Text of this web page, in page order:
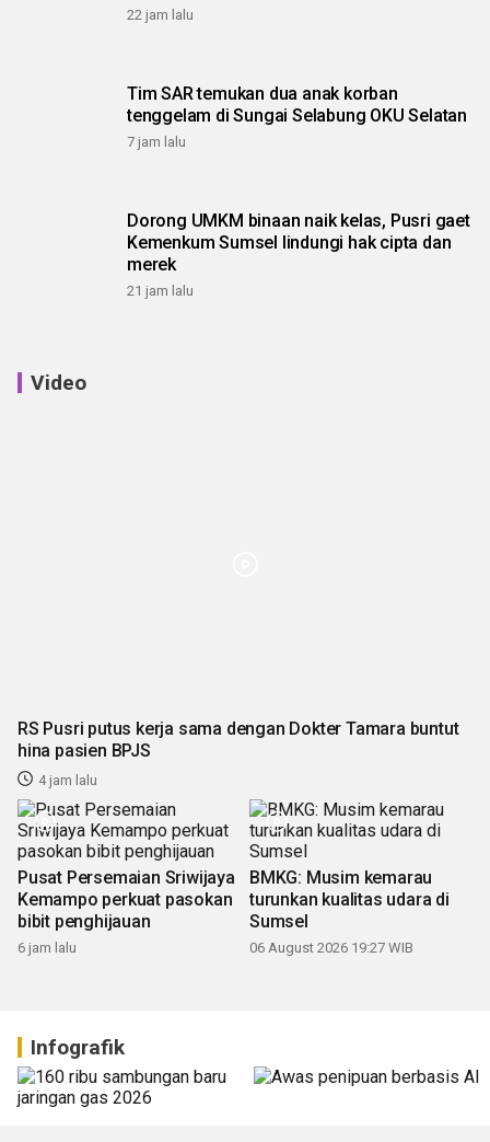
22 jam lalu
Tim SAR temukan dua anak korban
tenggelam di Sungai Selabung OKU Selatan
7 jam lalu
Dorong UMKM binaan naik kelas, Pusri gaet
Kemenkum Sumsel lindungi hak cipta dan
merek
21 jam lalu
Video
RS Pusri putus kerja sama dengan Dokter Tamara buntut
hina pasien BPJS
4 jam lalu
Pusat Persemaian Sriwijaya
Kemampo perkuat pasokan
bibit penghijauan
6 jam lalu
BMKG: Musim kemarau
turunkan kualitas udara di
Sumsel
06 August 2026 19:27 WIB
Infografik